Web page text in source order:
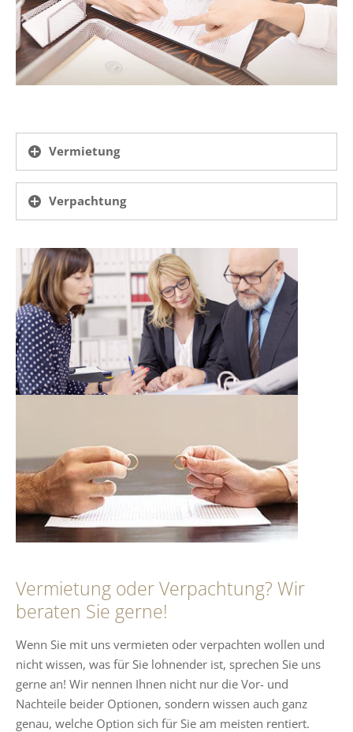
Vermietung
Verpachtung
Vermietung oder Verpachtung? Wir
beraten Sie gerne!
Wenn Sie mit uns vermieten oder verpachten wollen und
nicht wissen, was für Sie lohnender ist, sprechen Sie uns
gerne an! Wir nennen Ihnen nicht nur die Vor- und
Nachteile beider Optionen, sondern wissen auch ganz
genau, welche Option sich für Sie am meisten rentiert.